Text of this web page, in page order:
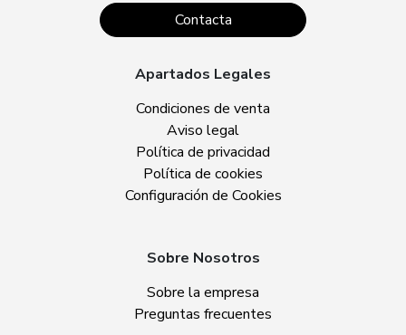
Contacta
Apartados Legales
Condiciones de venta
Aviso legal
Política de privacidad
Política de cookies
Configuración de Cookies
Sobre Nosotros
Sobre la empresa
Preguntas frecuentes